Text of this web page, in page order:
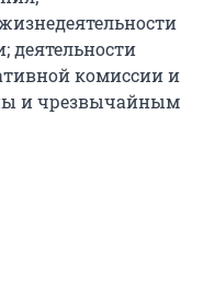
деятельности
комиссии и
и чрезвычайным